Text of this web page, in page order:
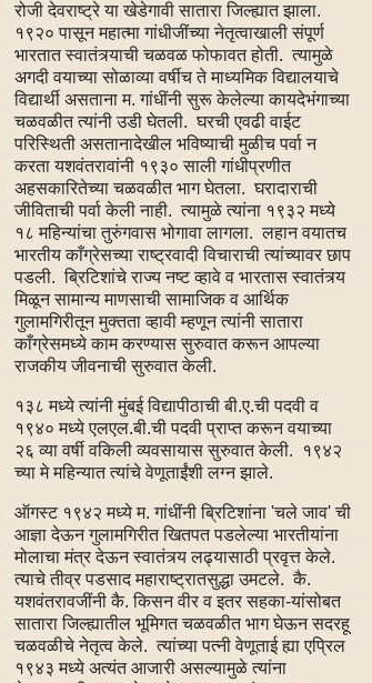
रोजी देवराष्ट्रे या खेडेगावी सातारा जिल्ह्यात झाला.
१९२० पासून महात्मा गांधीजींच्या नेतृत्वाखाली संपूर्ण
भारतात स्वातंत्र्याची चळवळ फोफावत होती. त्यामुळे
अगदी वयाच्या सोळाव्या वर्षीच ते माध्यमिक विद्यालयाचे
विद्यार्थी असताना म. गांधींनी सुरू केलेल्या कायदेभंगाच्या
चळवळीत त्यांनी उडी घेतली. घरची एवढी वाईट
परिस्थिती असतानादेखील भविष्याची मुळीच पर्वा न
करता यशवंतरावांनी १९३० साली गांधीप्रणीत
अहसकारितेच्या चळवळीत भाग घेतला. घरादाराची
जीविताची पर्वा केली नाही. त्यामुळे त्यांना १९३२ मध्ये
१८ महिन्यांचा तुरुंगवास भोगावा लागला. लहान वयातच
भारतीय काँग्रेसच्या राष्ट्रवादी विचाराची त्यांच्यावर छाप
पडली. ब्रिटिशांचे राज्य नष्ट व्हावे व भारतास स्वातंत्र्य
मिळून सामान्य माणसाची सामाजिक व आर्थिक
गुलामगिरीतून मुक्तता व्हावी म्हणून त्यांनी सातारा
काँग्रेसमध्ये काम करण्यास सुरुवात करून आपल्या
राजकीय जीवनाची सुरुवात केली.
१३८ मध्ये त्यांनी मुंबई विद्यापीठाची बी.ए.ची पदवी व
१९४० मध्ये एलएल.बी.ची पदवी प्राप्त करून वयाच्या
२६ व्या वर्षी वकिली व्यवसायास सुरुवात केली. १९४२
च्या मे महिन्यात त्यांचे वेणूताईंशी लग्न झाले.
ऑगस्ट १९४२ मध्ये म. गांधींनी ब्रिटिशांना 'चले जाव' ची
आज्ञा देऊन गुलामगिरीत खितपत पडलेल्या भारतीयांना
मोलाचा मंत्र देऊन स्वातंत्र्य लढ्यासाठी प्रवृत्त केले.
त्याचे तीव्र पडसाद महाराष्ट्रातसुद्धा उमटले. कै.
यशवंतरावजींनी कै. किसन वीर व इतर सहका-यांसोबत
सातारा जिल्ह्यातील भूमिगत चळवळीत भाग घेऊन सदरहू
चळवळीचे नेतृत्व केले. त्यांच्या पत्नी वेणूताई ह्या एप्रिल
१९४३ मध्ये अत्यंत आजारी असल्यामुळे त्यांना